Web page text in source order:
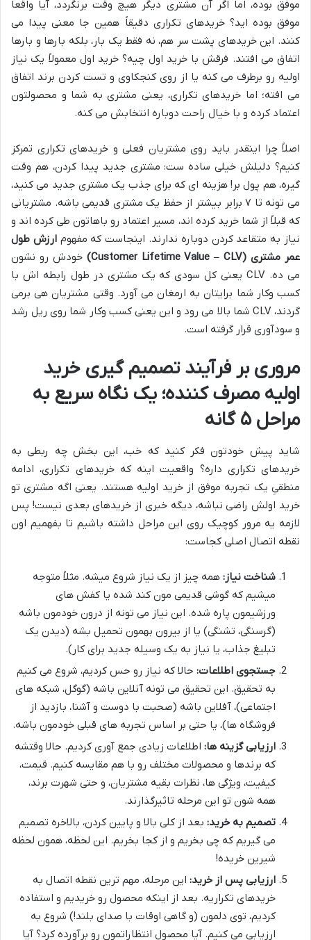
موفق بوده، اما اگر آن مشتری دیگر هیچ وقت برنگردد، آیا واقعاً
موفق بوده اید؟ خریدهای تکراری دقیقاً همین جا معنی پیدا می
کنند. این خریدهای پشت سر هم، نه فقط یک بار، بلکه بارها و بارها
اتفاق می افتند. فرقش با خرید اول چیه؟ خرید اول معمولاً یک نیاز
اولیه رو برطرف می کنه یا از روی کنجکاوی و تست کردن برند اتفاق
می افته؛ اما خریدهای تکراری، یعنی مشتری به شما و محصولتون
اعتماد کرده و با خیال راحت دوباره انتخابش می کنه.
اصلاً چرا اینقدر باید روی مشتریان فعلی و خریدهای تکراری تمرکز
کنیم؟ دلیلش خیلی ساده ست: مشتری جدید پیدا کردن، هم وقت
گیره، هم پول بر! هزینه ای که برای جذب یک مشتری جدید می کنید،
می تونه تا ۷ برابر بیشتر از حفظ یک مشتری قدیمی باشه. مشتریانی
که قبلاً از شما خرید کرده اند، مسیر اعتماد رو باهاتون طی کرده اند و
نیاز به متقاعد کردن دوباره ندارند. اینجاست که مفهومارزش طول
عمر مشتری (Customer Lifetime Value – CLV)
خودش رو نشون
می ده. CLV یعنی کل سودی که یک مشتری در طول رابطه اش با
کسب وکار شما برایتان به ارمغان می آورد. وقتی مشتریان هی برمی
گردند، CLV شما بالا می رود و این یعنی کسب وکار شما روی ریل رشد
و سودآوری قرار گرفته است.
مروری بر فرآیند تصمیم گیری خرید
اولیه مصرف کننده؛ یک نگاه سریع به
مراحل ۵ گانه
شاید پیش خودتون فکر کنید که خب، این بخش چه ربطی به
خریدهای تکراری داره؟ واقعیت اینه که خریدهای تکراری، ادامه
منطقیِ یک تجربه موفق از خرید اولیه هستند. یعنی اگه مشتری تو
خرید اولش راضی نباشه، دیگه خبری از خریدهای بعدی نیست! پس
لازمه یه مرور کوچیک روی این مراحل داشته باشیم تا بفهمیم اون
نقطه اتصال اصلی کجاست:
شناخت نیاز: همه چیز از یک نیاز شروع میشه. مثلاً متوجه
میشیم که گوشی قدیمی مون کند شده یا کفش های
ورزشیمون پاره شده. این نیاز می تونه از درون خودمون باشه
(گرسنگی، تشنگی) یا از بیرون بهمون تحمیل بشه (دیدن یک
تبلیغ جذاب، یا نیاز به یک وسیله جدید برای کار).
جستجوی اطلاعات: حالا که نیاز رو حس کردیم، شروع می کنیم
به تحقیق. این تحقیق می تونه آنلاین باشه (گوگل، شبکه های
اجتماعی)، آفلاین باشه (صحبت با دوست و آشنا، بازدید از
فروشگاه ها)، یا حتی بر اساس تجربه های قبلی خودمون باشه.
ارزیابی گزینه ها: اطلاعات زیادی جمع آوری کردیم. حالا وقتشه
که برندها و محصولات مختلف رو با هم مقایسه کنیم. قیمت،
کیفیت، ویژگی ها، نظرات بقیه مشتریان، و حتی شهرت برند،
همه شون تو این مرحله تاثیرگذارند.
تصمیم به خرید: بعد از کلی بالا و پایین کردن، بالاخره تصمیم
می گیریم که چی بخریم و از کجا بخریم. این لحظه، همون لحظه
شیرین خریده!
ارزیابی پس از خرید: این مرحله، مهم ترین نقطه اتصال به
خریدهای تکراریه. بعد از اینکه محصول رو خریدیم و استفاده
کردیم، توی دلمون (و گاهی اوقات با صدای بلند!) شروع به
ارزیابی می کنیم. آیا محصول انتظاراتمون رو برآورده کرد؟ آیا